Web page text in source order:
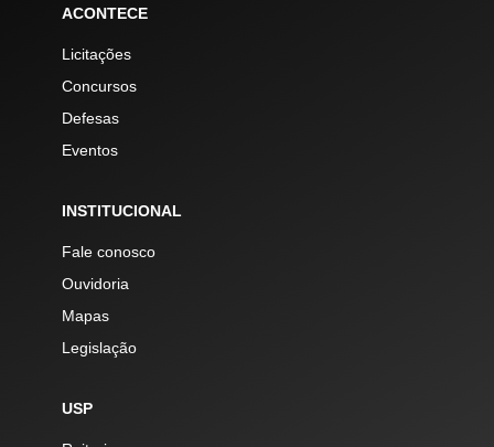
ACONTECE
Licitações
Concursos
Defesas
Eventos
INSTITUCIONAL
Fale conosco
Ouvidoria
Mapas
Legislação
USP